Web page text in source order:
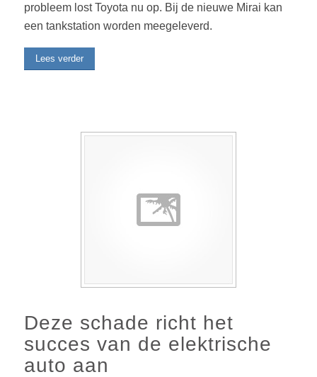
probleem lost Toyota nu op. Bij de nieuwe Mirai kan
een tankstation worden meegeleverd.
Lees verder
Deze schade richt het
succes van de elektrische
auto aan